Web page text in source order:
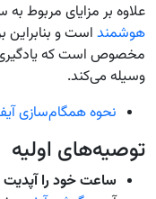
علاوه بر مزایای مربوط
هوشمند است و بنابراین
مخصوص است که یادگیری
وسیله می‌کند.
نحوه همگام‌سازی
توصیه‌های اولیه
ساعت خود را آپدیت